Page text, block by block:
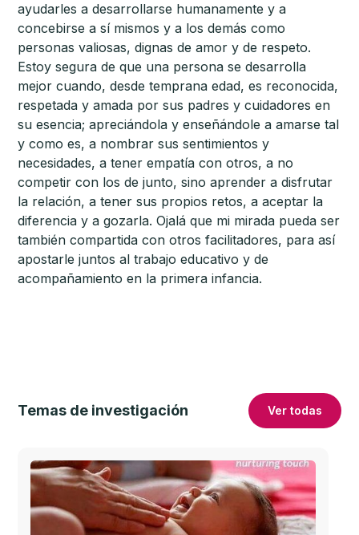
ayudarles a desarrollarse humanamente y a
concebirse a sí mismos y a los demás como
personas valiosas, dignas de amor y de respeto.
Estoy segura de que una persona se desarrolla
mejor cuando, desde temprana edad, es reconocida,
respetada y amada por sus padres y cuidadores en
su esencia; apreciándola y enseñándole a amarse tal
y como es, a nombrar sus sentimientos y
necesidades, a tener empatía con otros, a no
competir con los de junto, sino aprender a disfrutar
la relación, a tener sus propios retos, a aceptar la
diferencia y a gozarla. Ojalá que mi mirada pueda ser
también compartida con otros facilitadores, para así
apostarle juntos al trabajo educativo y de
acompañamiento en la primera infancia.
Temas de investigación Ver todas